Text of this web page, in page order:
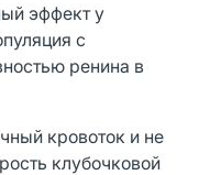
эффект у
с
ренина в
кровоток и не
клубочковой